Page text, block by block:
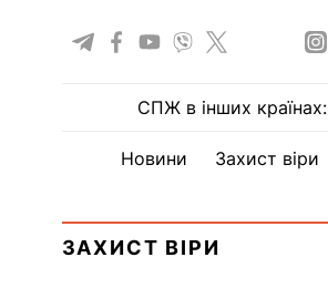
СПЖ в інших країнах:
Новини Захист віри
ЗАХИСТ ВІРИ